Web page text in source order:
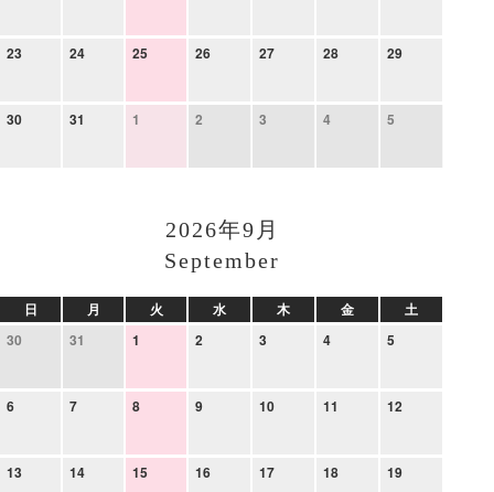
23 24 25 26 27 28 29
30 31 1 2 3 4 5
2026年9月
September
日 月 火 水 木 金
土
30
31 1 2 3 4 5
6 7 8 9 10 11 12
13 14 15 16 17 18 19